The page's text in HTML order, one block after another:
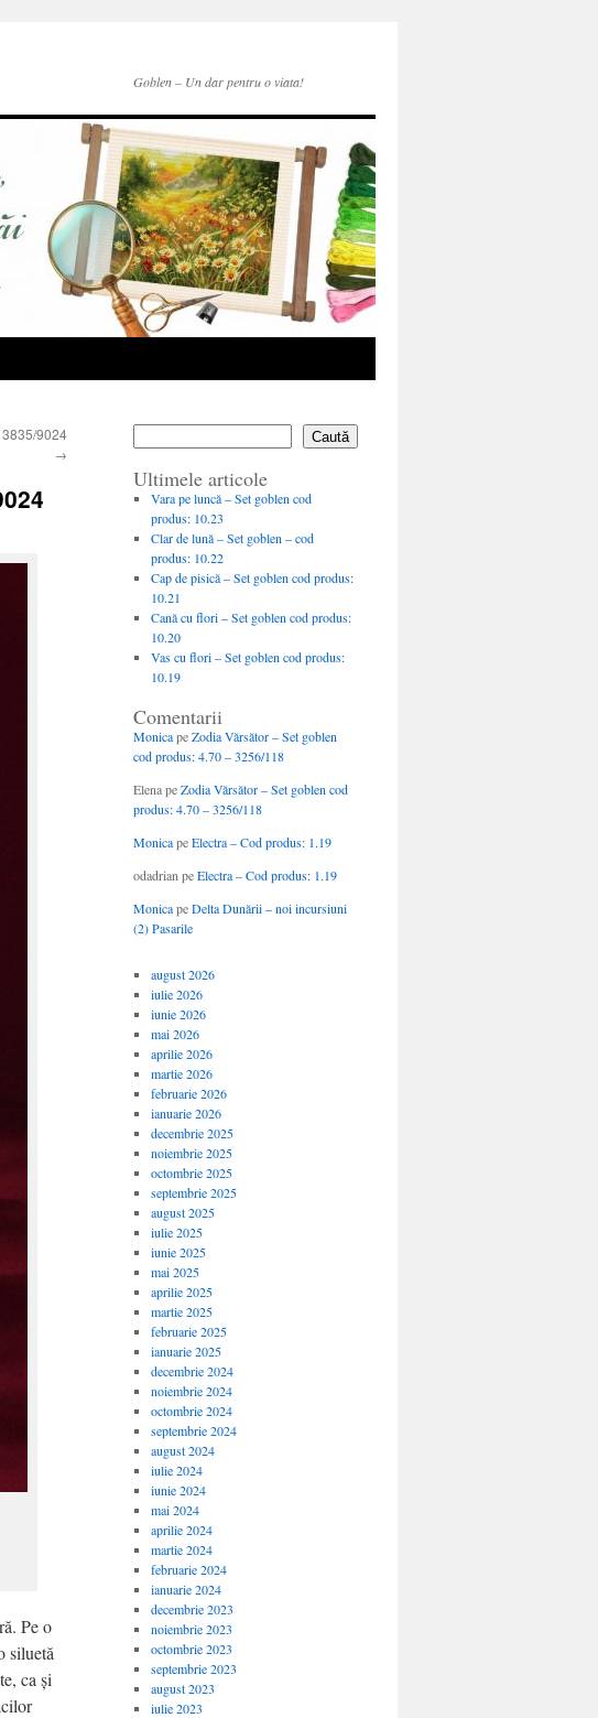
Goblen – Un dar pentru o viata!
9024
→
Pe o
siluetă
ca și
Caută
Ultimele articole
Vara pe luncă – Set goblen cod
produs: 10.23
Clar de lună – Set goblen – cod
produs: 10.22
Cap de pisică – Set goblen cod produs:
10.21
Cană cu flori – Set goblen cod produs:
10.20
Vas cu flori – Set goblen cod produs:
10.19
Comentarii
MonicapeZodia Vărsător – Set goblen
cod produs: 4.70 – 3256/118
ElenapeZodia Vărsător – Set goblen cod
produs: 4.70 – 3256/118
MonicapeElectra – Cod produs: 1.19
odadrian peElectra – Cod produs: 1.19
MonicapeDelta Dunării – noi incursiuni
(2) Pasarile
august 2026
iulie 2026
iunie 2026
mai 2026
aprilie 2026
martie 2026
februarie 2026
ianuarie 2026
decembrie 2025
noiembrie 2025
octombrie 2025
septembrie 2025
august 2025
iulie 2025
iunie 2025
mai 2025
aprilie 2025
martie 2025
februarie 2025
ianuarie 2025
decembrie 2024
noiembrie 2024
octombrie 2024
septembrie 2024
august 2024
iulie 2024
iunie 2024
mai 2024
aprilie 2024
martie 2024
februarie 2024
ianuarie 2024
decembrie 2023
noiembrie 2023
octombrie 2023
septembrie 2023
august 2023
iulie 2023